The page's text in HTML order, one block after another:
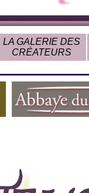
LA GALERIE DES
CRÉATEURS